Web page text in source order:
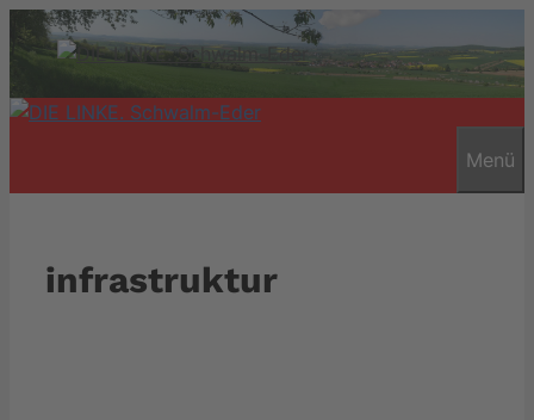
Zum
Inhalt
springen
Menü
infrastruktur